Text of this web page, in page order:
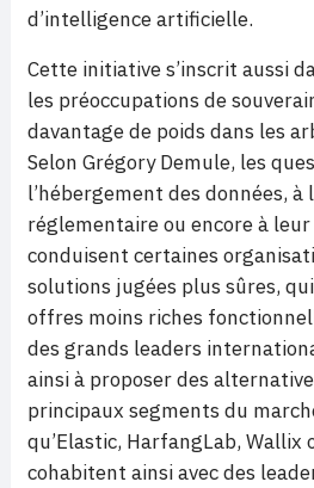
d’intelligence artificielle.
Cette initiative s’inscrit aussi
les préoccupations de
davantage de poids dans les
Selon Grégory Demule, les
l’hébergement des données,
réglementaire ou encore à
conduisent certaines
solutions jugées plus sûres,
offres moins riches
des grands leaders
ainsi à proposer des
principaux segments du
qu’Elastic, HarfangLab, Wallix
cohabitent ainsi avec des